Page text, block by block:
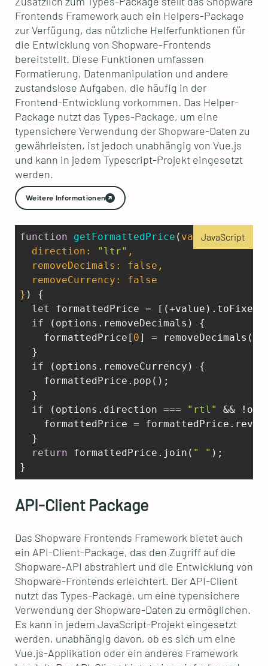
Frontends Framework auch ein Helpers-Package
zur Verfügung, das nützliche Helferfunktionen für
die Entwicklung von Shopware-Frontends
bereitstellt. Diese Funktionen umfassen
Formatierung, Datenmanipulation und andere
zustandslose Aufgaben, die häufig in der
Frontend-Entwicklung vorkommen. Das Helper-
Package nutzt das Types-Package, um eine
typensichere Verwendung der Shopware-Daten zu
gewährleisten, ist jedoch unabhängig von Vue.js
und kann in jedem Typescript-Projekt eingesetzt
werden.
Weitere Informationen
JavaScript
function getFormattedPrice ( value,
  direction:
"ltr" ,
  removeDecimals:
false ,
  removeCurrency:
false
} ) {
let formattedPrice =
if (options.removeDecimals) {
    formattedPrice[
0] =
  }
if (options.removeCurrency) {
    formattedPrice.pop();
  }
if (options.direction === "rtl"
&&
formattedPrice =
  }
return formattedPrice.join( " " );
}
API-Client Package
Das Shopware Frontends Framework bietet auch
ein API-Client-Package, das den Zugriff auf die
Shopware-API abstrahiert und die Entwicklung von
Shopware-Frontends erleichtert. Der API-Client
nutzt das Types-Package, um eine typensichere
Verwendung der Shopware-Daten zu ermöglichen.
Es kann in jedem JavaScript-Projekt eingesetzt
werden, unabhängig davon, ob es sich um eine
Vue.js-Applikation oder ein anderes Framework